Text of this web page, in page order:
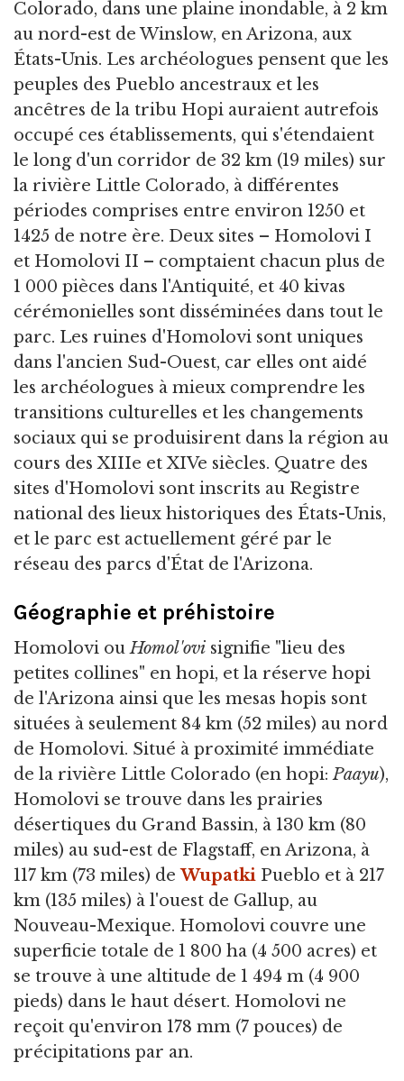
Colorado, dans une plaine inondable, à 2 km
au nord-est de Winslow, en Arizona, aux
États-Unis. Les archéologues pensent que les
peuples des Pueblo ancestraux et les
ancêtres de la tribu Hopi auraient autrefois
occupé ces établissements, qui s'étendaient
le long d'un corridor de 32 km (19 miles) sur
la rivière Little Colorado, à différentes
périodes comprises entre environ 1250 et
1425 de notre ère. Deux sites – Homolovi I
et Homolovi II – comptaient chacun plus de
1 000 pièces dans l'Antiquité, et 40 kivas
cérémonielles sont disséminées dans tout le
parc. Les ruines d'Homolovi sont uniques
dans l'ancien Sud-Ouest, car elles ont aidé
les archéologues à mieux comprendre les
transitions culturelles et les changements
sociaux qui se produisirent dans la région au
cours des XIIIe et XIVe siècles. Quatre des
sites d'Homolovi sont inscrits au Registre
national des lieux historiques des États-Unis,
et le parc est actuellement géré par le
réseau des parcs d'État de l'Arizona.
Géographie et préhistoire
Homolovi ouHomol'ovi signifie "lieu des
petites collines" en hopi, et la réserve hopi
de l'Arizona ainsi que les mesas hopis sont
situées à seulement 84 km (52 miles) au nord
de Homolovi. Situé à proximité immédiate
de la rivière Little Colorado (en hopi:Paayu),
Homolovi se trouve dans les prairies
désertiques du Grand Bassin, à 130 km (80
miles) au sud-est de Flagstaff, en Arizona, à
117 km (73 miles) deWupatki Pueblo et à 217
km (135 miles) à l'ouest de Gallup, au
Nouveau-Mexique. Homolovi couvre une
superficie totale de 1 800 ha (4 500 acres) et
se trouve à une altitude de 1 494 m (4 900
pieds) dans le haut désert. Homolovi ne
reçoit qu'environ 178 mm (7 pouces) de
précipitations par an.